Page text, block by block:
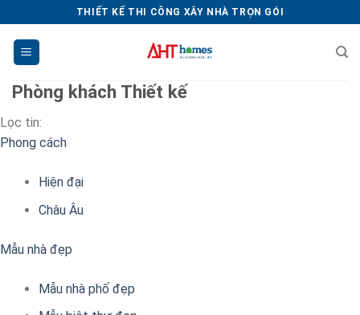
dung
THIẾT KẾ THI CÔNG XÂY NHÀ TRỌN GÓI
Phòng khách Thiết kế
Lọc tin:
Phong cách
Hiện đại
Châu Âu
Mẫu nhà đẹp
Mẫu nhà phố đẹp